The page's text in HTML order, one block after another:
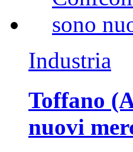
Industria
Toffano
nuovi